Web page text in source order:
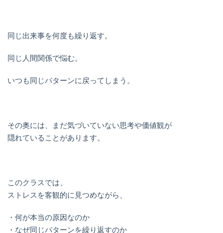
同じ出来事を何度も繰り返す。
同じ人間関係で悩む。
いつも同じパターンに戻ってしまう。
その奥には、まだ気づいていない思考や価値観が
隠れていることがあります。
このクラスでは、
ストレスを客観的に見つめながら、
・何が本当の原因なのか
・なぜ同じパターンを繰り返すのか